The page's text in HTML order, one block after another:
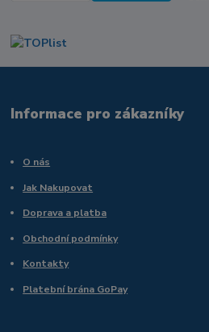
Informace pro zákazníky
O nás
Jak Nakupovat
Doprava a platba
Obchodní podmínky
Kontakty
Platební brána GoPay